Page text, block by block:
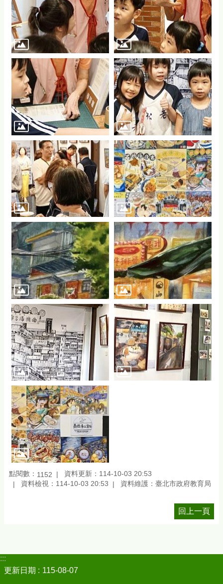
點閱數： 1152
資料更新：114-10-03 20:53
資料檢視：114-10-03 20:53
資料維護：臺北市政府教育局
回上一頁
:::
更新日期
115-08-07